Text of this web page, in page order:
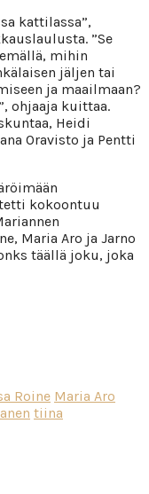
kattilassa”,
”Se
mihin
jäljen tai
ja maailmaan?
ohjaaja kuittaa.
Heidi
Oravisto ja Pentti
kokoontuu
Maria Aro ja Jarno
täällä joku, joka
Roine Maria Aro
tiina